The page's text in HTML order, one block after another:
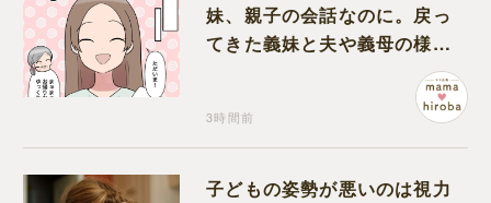
妹、親子の会話なのに。戻っ
てきた義妹と夫や義母の様子
3時間前
子どもの姿勢が悪いのは視力